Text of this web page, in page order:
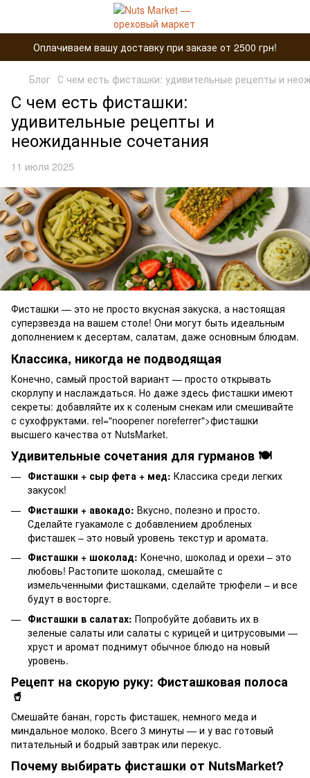
Оплачиваем вашу доставку при заказе от 2500 грн!
Блог С чем есть фисташки: удивительные рецепты и
С чем есть фисташки:
удивительные рецепты и
неожиданные сочетания
11 июля 2025
Фисташки — это не просто вкусная закуска, а настоящая
суперзвезда на вашем столе! Они могут быть идеальным
дополнением к десертам, салатам, даже основным блюдам.
Классика, никогда не подводящая
Конечно, самый простой вариант — просто открывать
скорлупу и наслаждаться. Но даже здесь фисташки имеют
секреты: добавляйте их к соленым снекам или смешивайте
с сухофруктами. rel="noopener noreferrer">фисташки
высшего качества от NutsMarket.
Удивительные сочетания для гурманов 🍽️
Фисташки + сыр фета + мед: Классика среди легких
закусок!
Фисташки + авокадо: Вкусно, полезно и просто.
Сделайте гуакамоле с добавлением дробленых
фисташек – это новый уровень текстур и аромата.
Фисташки + шоколад: Конечно, шоколад и орехи – это
любовь! Растопите шоколад, смешайте с
измельченными фисташками, сделайте трюфели – и все
будут в восторге.
Фисташки в салатах: Попробуйте добавить их в
зеленые салаты или салаты с курицей и цитрусовыми —
хруст и аромат поднимут обычное блюдо на новый
уровень.
Рецепт на скорую руку: Фисташковая полоса
🥤
Смешайте банан, горсть фисташек, немного меда и
миндальное молоко. Всего 3 минуты — и у вас готовый
питательный и бодрый завтрак или перекус.
Почему выбирать фисташки от NutsMarket?